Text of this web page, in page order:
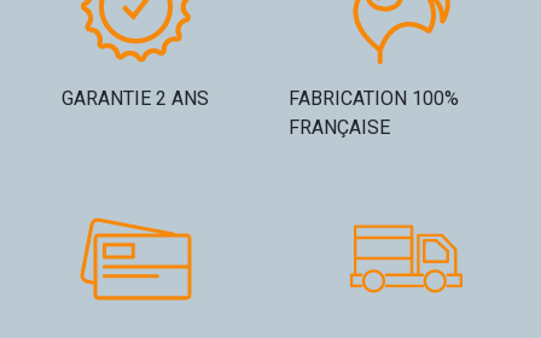
GARANTIE 2 ANS
FABRICATION 100%
FRANÇAISE